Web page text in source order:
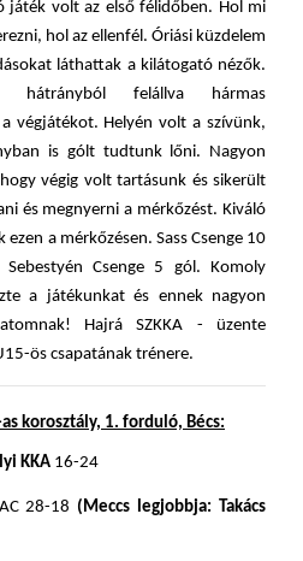
játék volt az első félidőben. Hol mi
hol az ellenfél. Óriási küzdelem
láthattak a kilátogató nézők.
felállva hármas
végjátékot. Helyén volt a szívünk,
is gólt tudtunk lőni. Nagyon
végig volt tartásunk és sikerült
és megnyerni a mérkőzést. Kiváló
a mérkőzésen. Sass Csenge 10
Csenge 5 gól. Komoly
a játékunkat és ennek nagyon
Hajrá SZKKA - üzente
ös csapatának trénere.
korosztály, 1. forduló, Bécs:
KKA 16-24
28-18 (Meccs legjobbja: Takács